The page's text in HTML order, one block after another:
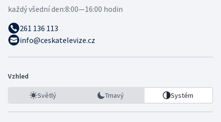
každý všední den:8:00—16:00 hodin
261 136 113
info@ceskatelevize.cz
Vzhled
Světlý Tmavý Systém